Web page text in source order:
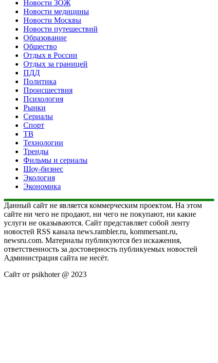
Новости ЗОЖ
Новости медицины
Новости Москвы
Новости путешествий
Образование
Общество
Отдых в России
Отдых за границей
ПДД
Политика
Происшествия
Психология
Рынки
Сериалы
Спорт
ТВ
Технологии
Тренды
Фильмы и сериалы
Шоу-бизнес
Экология
Экономика
Данный сайт не является коммерческим проектом. На этом
сайте ни чего не продают, ни чего не покупают, ни какие
услуги не оказываются. Сайт представляет собой ленту
новостей RSS канала news.rambler.ru, kommersant.ru,
newsru.com. Материалы публикуются без искажения,
ответственность за достоверность публикуемых новостей
Администрация сайта не несёт.
Сайт от psikhoter @ 2023